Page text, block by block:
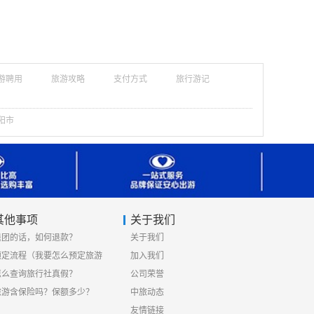
聘用 旅游攻略 支付方式
旅行游记
市
他事项
的话，如何退款？
流程（我要怎么预定旅游
路）
么查询旅行社真假？
含保险吗？保额多少？
关于我们
关于我们
加入我们
公司荣誉
中旅动态
友情链接